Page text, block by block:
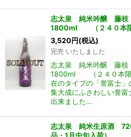
志太泉 純米吟醸 藤
1800ml （２４０本限
3,520円(税込)
完売 いたしました
志太泉 純米吟醸 藤
1800ml （２４０本限
在のタイプの「誉富士」
集大成にふさわしい誉
出来ました…
志太泉 純米生原酒